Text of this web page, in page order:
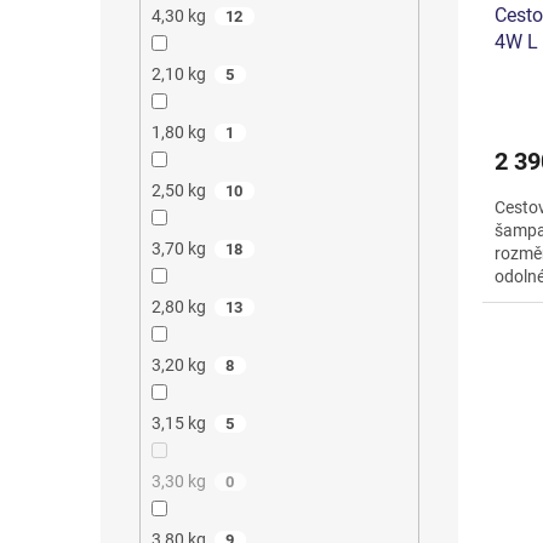
4,30 kg 12
2,10 kg 5
1,80 kg 1
2,50 kg 10
3,70 kg 18
2,80 kg 13
3,20 kg 8
3,15 kg 5
3,30 kg 0
4W L
2